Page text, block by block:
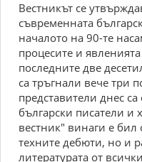
Вестникът се
съвременната
началото на 90-те
процесите и
последните две
са тръгнали вече три
представители днес
български писатели и
вестник" винаги е бил
техните дебюти, но и
литературата от